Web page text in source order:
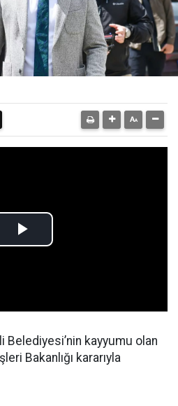
kayyumu olan
Bakanlığı kararıyla